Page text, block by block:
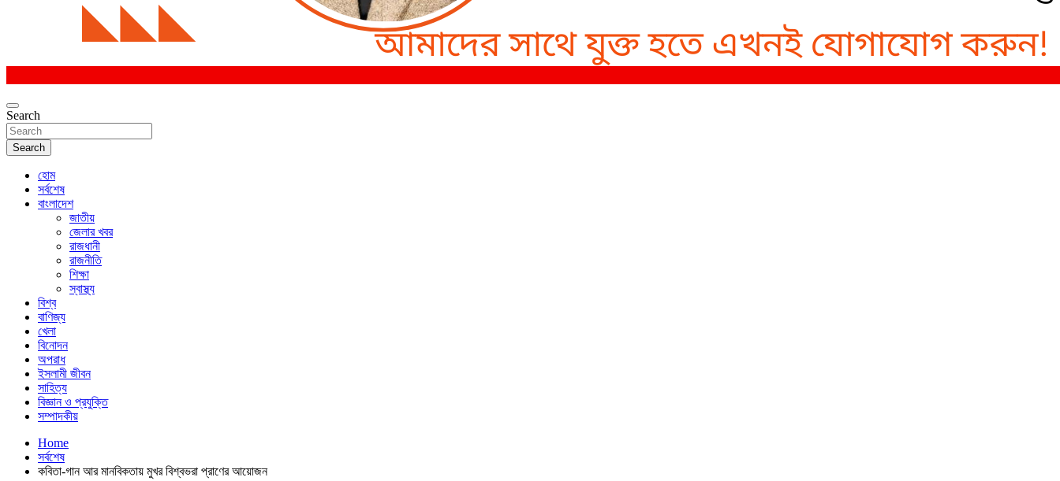
Search
Search
হোম
সর্বশেষ
বাংলাদেশ
জাতীয়
জেলার খবর
রাজধানী
রাজনীতি
শিক্ষা
স্বাস্থ্য
বিশ্ব
বাণিজ্য
খেলা
বিনোদন
অপরাধ
ইসলামী জীবন
সাহিত্য
বিজ্ঞান ও প্রযুক্তি
সম্পাদকীয়
Home
সর্বশেষ
কবিতা-গান আর মানবিকতায় মুখর বিশ্বভরা প্রাণের আয়োজন